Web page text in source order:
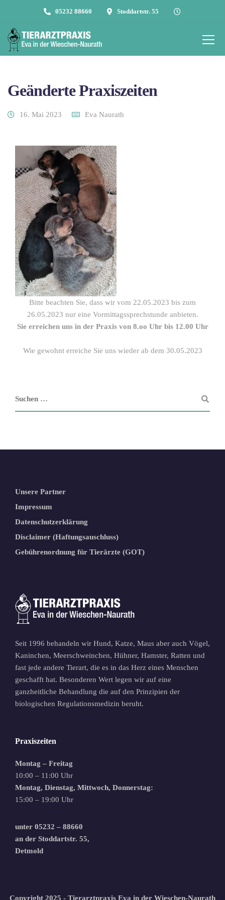
05232 88660 Stoddartstr. 55
Geänderte Praxiszeiten
16. Mai 2023 Eva Naurath
Bitte beachten Sie, dass wir vom 22.05.2023 bis zum
26.05.2023 nur eine Vormittagssprechstunde anbieten.
Sie erreichen uns in der Praxis von 8.oo Uhr bis 12.00 Uhr
Wie gewohnt erreiche Sie uns wieder ab dem 30.05.2023
Unsere Partner
Impressum
Datenschutzerklärung
Disclaimer (Haftungsauschluss)
Gebührenordnung für Tierärzte (GOT)
Seit 1996 behandeln wir Hund, Katze, Maus aber auch Vögel,
Kaninchen, Meerschweinchen, Hühner, Hamster, Ratten und
fast jede andere Tierart, die es in das Herz eines Menschen
geschafft hat. Besonderen Wert legen wir auf eine
ganzheitliche Behandlung die auf den Prinzipien der
biologischen Regulationsmedizin beruht.
Praxiszeiten
Montag – Freitag
10:00 – 11:00 Uhr
Montag, Dienstag, Mittwoch, Donnerstag:
15:00 – 19:00 Uhr
unter 05232 – 88660
an der Stoddartstr. 55,
Detmold
Copyright 2025 - Tierarztpraxis Eva in der Wieschen-Naurath